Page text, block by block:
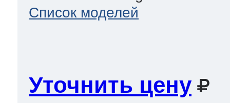
Список моделей
Уточнить цену